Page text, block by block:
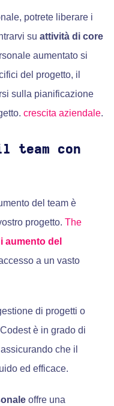
potrete liberare i
su attività di core
aumentato si
del progetto, il
sulla pianificazione
crescita aziendale.
team con
del team è
progetto. The
aumento del
a un vasto
di progetti o
è in grado di
che il
ed efficace.
offre una